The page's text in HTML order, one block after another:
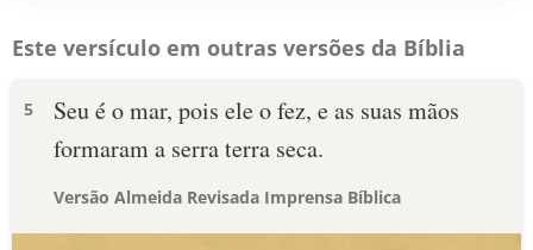
Este versículo em outras versões da Bíblia
5
Seu é o mar, pois ele o fez, e as suas mãos
formaram a serra terra seca.
Versão Almeida Revisada Imprensa Bíblica